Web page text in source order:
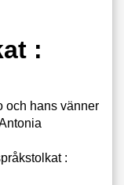
:
och hans vänner
: